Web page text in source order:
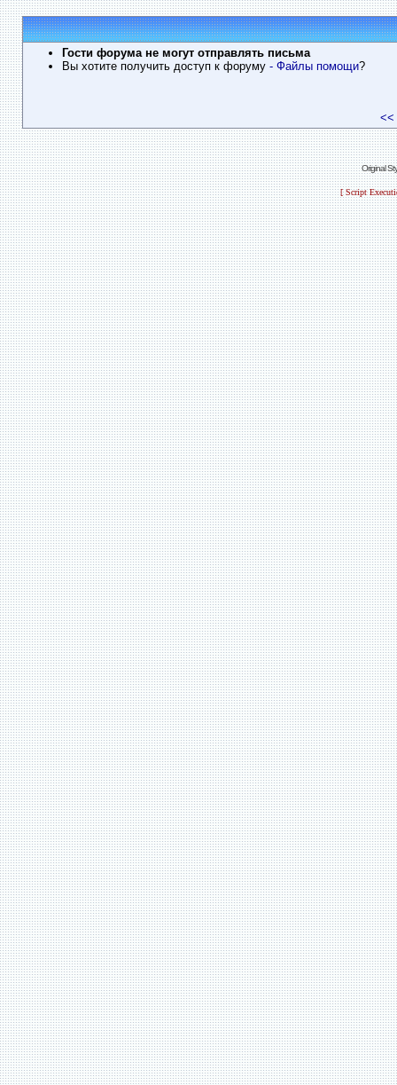
Гости форума не могут отправлять письма
Вы хотите получить доступ к форуму - Файлы помощи?
<<
Original
[ Script